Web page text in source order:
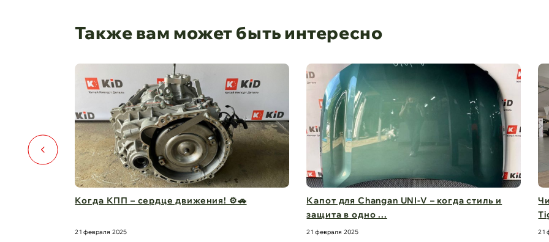
Также вам может быть интересно
Когда КПП – сердце движения! ⚙️🚗
21 февраля 2025
Капот для Changan UNI-V – когда стиль и
защита в одно ...
21 февраля 2025 21